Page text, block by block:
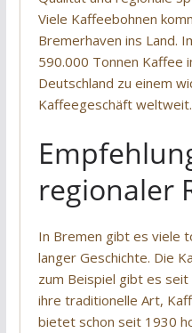
Viele Kaffeebohnen
Bremerhaven ins Land.
590.000 Tonnen Kaffee
Deutschland zu einem
Kaffeegeschäft weltweit.
regionaler
In Bremen gibt es viele
langer Geschichte. Die
zum Beispiel gibt es
ihre traditionelle Art,
bietet schon seit 1930